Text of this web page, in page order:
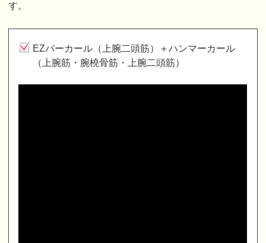
す。
EZバーカール（上腕二頭筋）＋ハンマーカール
（上腕筋・腕橈骨筋・上腕二頭筋）